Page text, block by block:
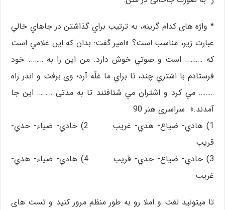
* واژه های کدام گزینه، به ترتيب براي گذاشتن در جاهاي خالي
عبارت زير، مناسب است؟ «امير گفت: بدان كه اين غلامي است
كه ………. است و صوتي خوش دارد. من اين را به …….. خود
فرستادم با اشتري چند، تا براي ما غلّه آرد؛ وی برفت و اندر راه
……… مي كرد و اشتران مي شتافتند تا به مدتی ……… اين جا
آمدند.» سراسری هنر 90
1) هادي- ضياع- هدي- غريب 2) حادي- ضياء- حدي-
قريب
3) حادي- ضياع- حدي- قريب 4) هادي- ضياء- هدي-
غريب
تا میتونید لغت و املا رو به طور منظم مرور کنید و تست های